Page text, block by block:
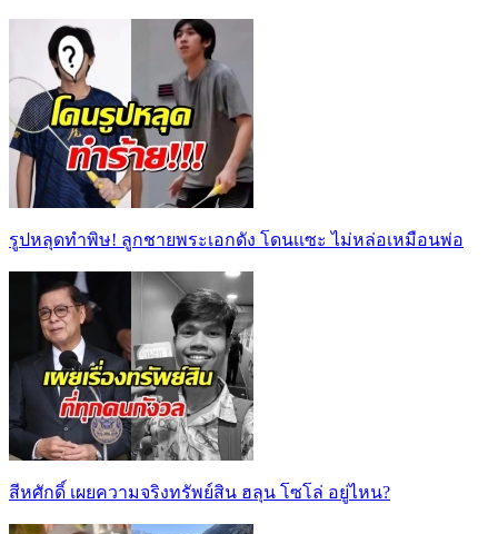
รูปหลุดทำพิษ! ลูกชายพระเอกดัง โดนเเซะ ไม่หล่อเหมือนพ่อ
สีหศักดิ์ เผยความจริงทรัพย์สิน ฮลุน โซโล่ อยู่ไหน?